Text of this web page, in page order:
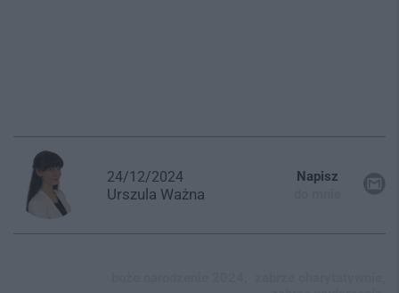
24/12/2024
Urszula Ważna
Napisz